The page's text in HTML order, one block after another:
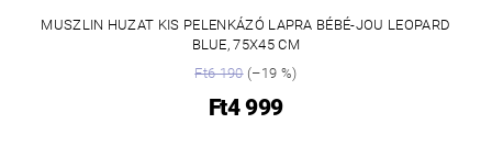
MUSZLIN HUZAT KIS PELENKÁZÓ LAPRA BÉBÉ-JOU LEOPARD
BLUE, 75X45 CM
Ft6 190(–19 %)
Ft4 999